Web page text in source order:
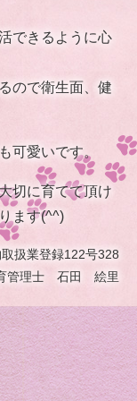
できるように心
ので衛生面、健
可愛いです。
切に育てて頂け
ます(^^)
取扱業登録122号328
管理士 石田 絵里